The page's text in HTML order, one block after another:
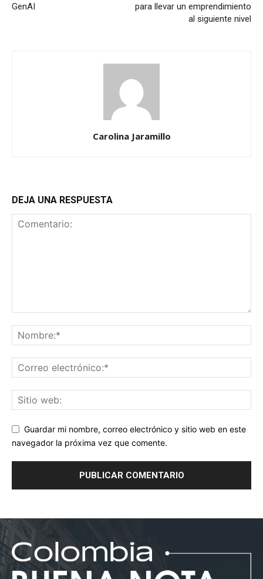
GenAI
para llevar un emprendimiento
al siguiente nivel
Carolina Jaramillo
DEJA UNA RESPUESTA
Guardar mi nombre, correo electrónico y sitio web en este
navegador la próxima vez que comente.